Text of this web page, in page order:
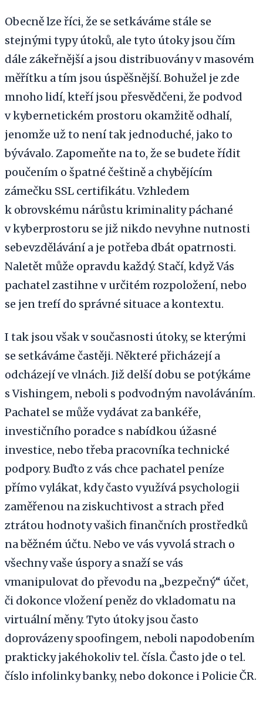
Obecně lze říci, že se setkáváme stále se
stejnými typy útoků, ale tyto útoky jsou čím
dále zákeřnější a jsou distribuovány v masovém
měřítku a tím jsou úspěšnější. Bohužel je zde
mnoho lidí, kteří jsou přesvědčeni, že podvod
v kybernetickém prostoru okamžitě odhalí,
jenomže už to není tak jednoduché, jako to
bývávalo. Zapomeňte na to, že se budete řídit
poučením o špatné češtině a chybějícím
zámečku SSL certifikátu. Vzhledem
k obrovskému nárůstu kriminality páchané
v kyberprostoru se již nikdo nevyhne nutnosti
sebevzdělávání a je potřeba dbát opatrnosti.
Naletět může opravdu každý. Stačí, když Vás
pachatel zastihne v určitém rozpoložení, nebo
se jen trefí do správné situace a kontextu.
I tak jsou však v současnosti útoky, se kterými
se setkáváme častěji. Některé přicházejí a
odcházejí ve vlnách. Již delší dobu se potýkáme
s Vishingem, neboli s podvodným navoláváním.
Pachatel se může vydávat za bankéře,
investičního poradce s nabídkou úžasné
investice, nebo třeba pracovníka technické
podpory. Buďto z vás chce pachatel peníze
přímo vylákat, kdy často využívá psychologii
zaměřenou na ziskuchtivost a strach před
ztrátou hodnoty vašich finančních prostředků
na běžném účtu. Nebo ve vás vyvolá strach o
všechny vaše úspory a snaží se vás
vmanipulovat do převodu na „bezpečný“ účet,
či dokonce vložení peněz do vkladomatu na
virtuální měny. Tyto útoky jsou často
doprovázeny spoofingem, neboli napodobením
prakticky jakéhokoliv tel. čísla. Často jde o tel.
číslo infolinky banky, nebo dokonce i Policie ČR.